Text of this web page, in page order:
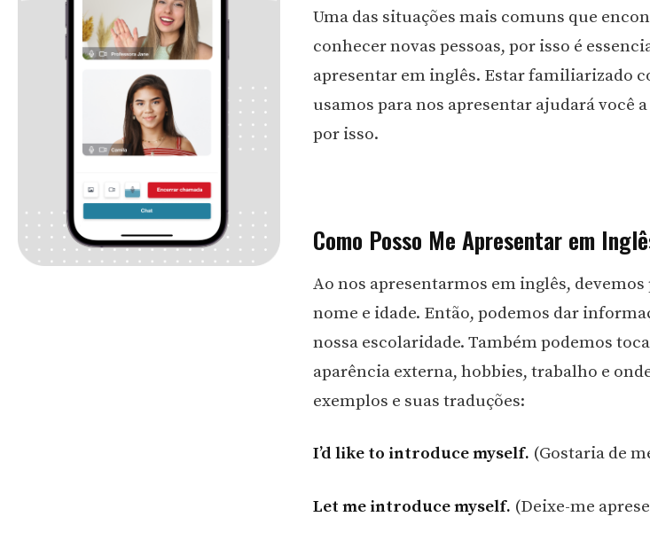
Uma das situações mais comuns que
conhecer novas pessoas, por isso é
apresentar em inglês. Estar familiarizado
usamos para nos apresentar ajudará você
por isso.
Como Posso Me Apresentar em
Ao nos apresentarmos em inglês,
nome e idade. Então, podemos dar
nossa escolaridade. Também podemos
aparência externa, hobbies, trabalho e
exemplos e suas traduções:
I’d like to introduce myself. (Gostaria de
Let me introduce myself. (Deixe-me